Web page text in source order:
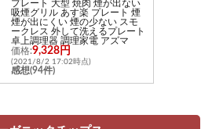
プレート 大型 焼肉 煙が出ない
吸煙グリル あす楽 プレート 煙
煙が出にくい 煙の少ない スモ
ークレス 外して洗えるプレート
卓上調理器 調理家電 アズマ
価格:9,328円
(2021/8/2 17:02時点)
感想(94件)